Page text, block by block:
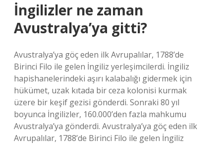
İngilizler ne zaman
Avustralya’ya gitti?
Avustralya’ya göç eden ilk Avrupalılar, 1788’de
Birinci Filo ile gelen İngiliz yerleşimcilerdi. İngiliz
hapishanelerindeki aşırı kalabalığı gidermek için
hükümet, uzak kıtada bir ceza kolonisi kurmak
üzere bir keşif gezisi gönderdi. Sonraki 80 yıl
boyunca İngilizler, 160.000’den fazla mahkumu
Avustralya’ya gönderdi. Avustralya’ya göç eden ilk
Avrupalılar, 1788’de Birinci Filo ile gelen İngiliz